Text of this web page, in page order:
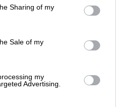
behaviour. You may click to
and its third-party tags to
purposes in below Google
Sharing of my
Sale of my
my
Advertising.